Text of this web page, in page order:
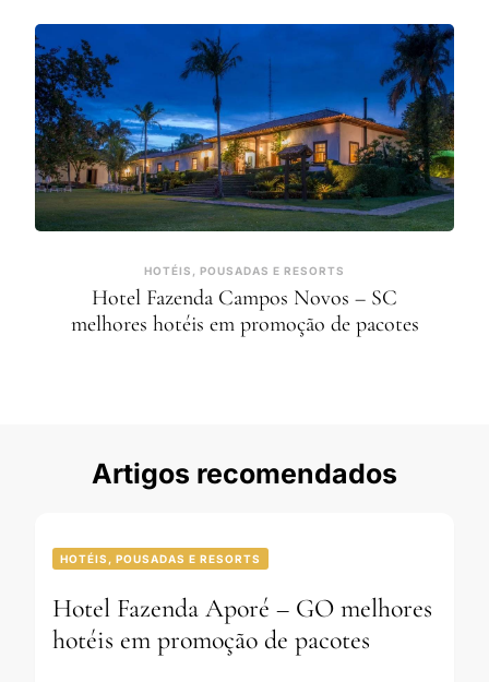
HOTÉIS, POUSADAS E RESORTS
Hotel Fazenda Campos Novos – SC
melhores hotéis em promoção de pacotes
Artigos recomendados
HOTÉIS, POUSADAS E RESORTS
Hotel Fazenda Aporé – GO melhores
hotéis em promoção de pacotes